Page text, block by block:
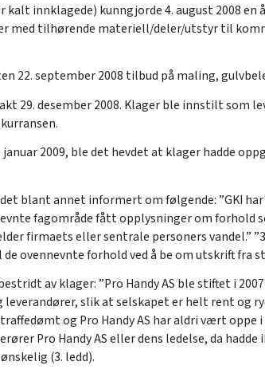
innklagede) kunngjorde 4. august 2008 en
med tilhørende materiell/deler/utstyr til
22. september 2008 tilbud på maling,
29. desember 2008. Klager ble innstilt som
2009, ble det hevdet at klager hadde
blant annet informert om følgende: ”GKI
fagområde fått opplysninger om forhold
firmaets eller sentrale personers vandel.”
ovennevnte forhold ved å be om utskrift fra
av klager: ”Pro Handy AS ble stiftet i
leverandører, slik at selskapet er helt rent
og Pro Handy AS har aldri vært
Pro Handy AS eller dens ledelse, da
(3. ledd).